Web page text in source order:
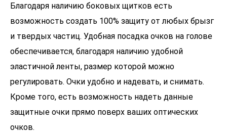
Благодаря наличию боковых щитков есть
возможность создать 100% защиту от любых брызг
и твердых частиц. Удобная посадка очков на голове
обеспечивается, благодаря наличию удобной
эластичной ленты, размер которой можно
регулировать. Очки удобно и надевать, и снимать.
Кроме того, есть возможность надеть данные
защитные очки прямо поверх ваших оптических